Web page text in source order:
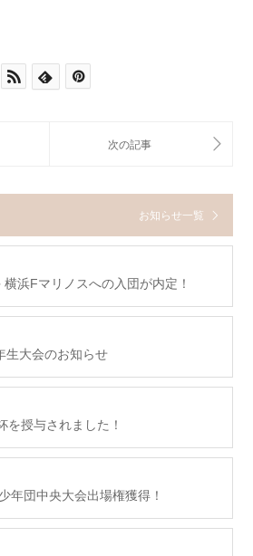
お知らせ一覧
浜Fマリノスへの入団が内定！
生大会のお知らせ
を授与されました！
年団中央大会出場権獲得！